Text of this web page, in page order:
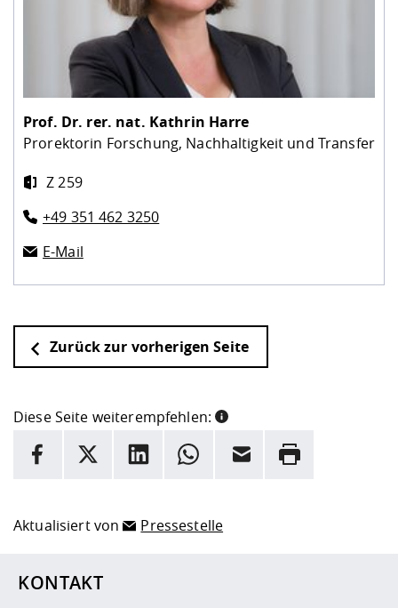
Prof. Dr. rer. nat. Kathrin Harre
Prorektorin Forschung, Nachhaltigkeit und Transfer
Z 259
+49 351 462 3250
E-Mail
Zurück zur vorherigen Seite
Diese Seite weiterempfehlen:
INFORMATION
Facebook
X LinkedInWhatsappE-Mail Drucken
Aktualisiert von Pressestelle
KONTAKT